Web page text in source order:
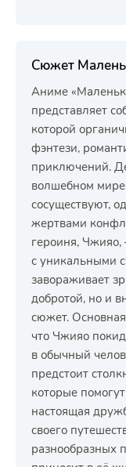
Сюжет
Аниме
представляет
которой
фэнтези,
приключений.
волшебном
сосуществуют,
жертвами
героиня,
с уникальными
завораживает
добротой, но и
сюжет.
что Чжияо
в обычный
предстоит
которые
настоящая
своего
разнообразных